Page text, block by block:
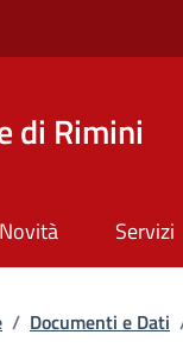
di Rimini
Novità Servizi
/ Documenti e Dati